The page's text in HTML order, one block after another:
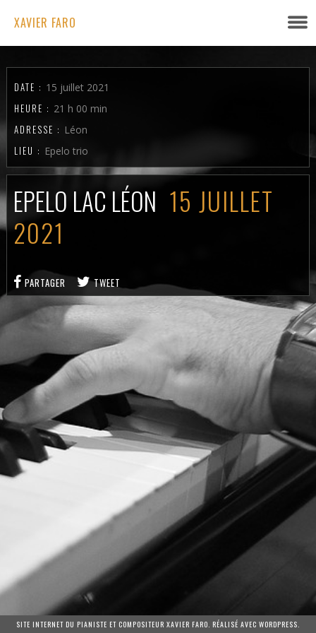
XAVIER FARO
DATE : 15 juillet 2021
HEURE : 21 h 00 min
ADRESSE : Léon
LIEU : Epelo trio
EPELO LAC LÉON 15 JUILLET
2021
PARTAGER TWEET
SITE INTERNET DU PIANISTE ET COMPOSITEUR XAVIER FARO. RÉALISÉ AVEC WORDPRESS.